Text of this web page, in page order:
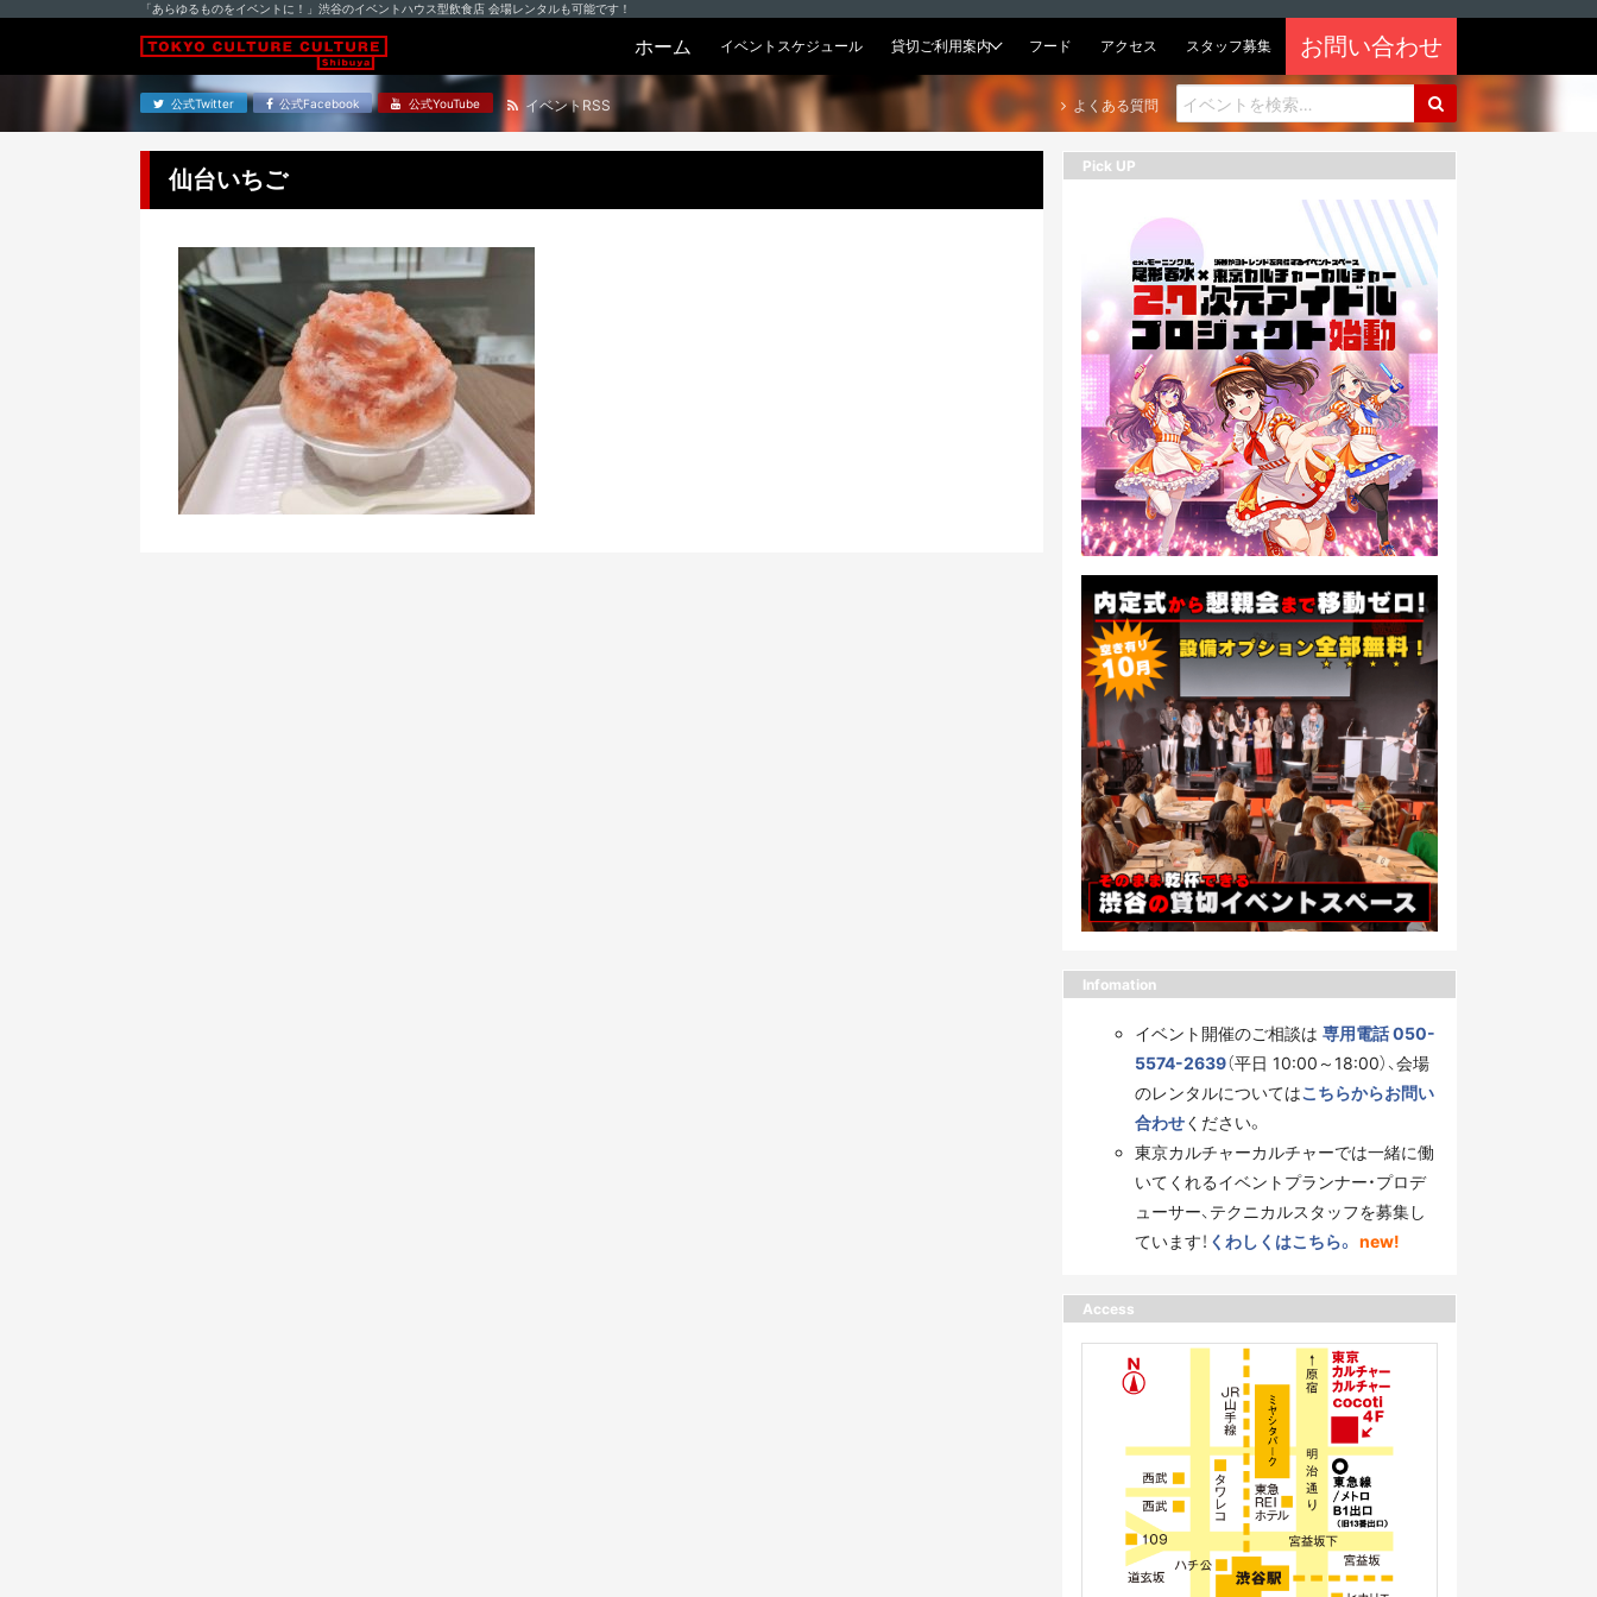
「あらゆるものをイベントに！」渋谷のイベントハウス型飲食店 会場レンタルも可能です！
ホーム イベントスケジュール 貸切ご利用案内 フード アクセス スタッフ募集 お問い合わせ
公式Twitter 公式Facebook 公式YouTube イベントRSS よくある質問
仙台いちご Pick UP
Infomation
イベント開催のご相談は 専用電話 050-
5574-2639（平日 10:00～18:00）、会場
のレンタルについてはこちらからお問い
合わせください。
東京カルチャーカルチャーでは一緒に働
いてくれるイベントプランナー・プロデ
ューサー、テクニカルスタッフを募集し
ています！ くわしくはこちら。 new!
Access